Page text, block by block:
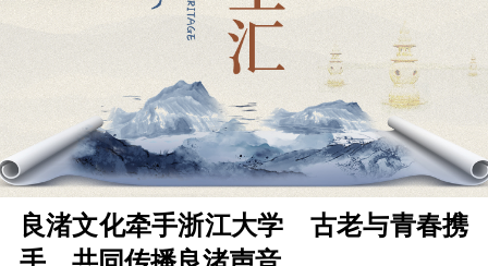
良渚文化牵手浙江大学 古老与青春携